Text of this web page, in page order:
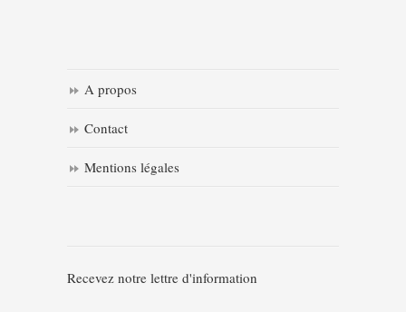
A propos
Contact
Mentions légales
Recevez notre lettre d'information